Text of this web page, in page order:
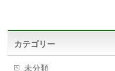
カテゴリー
未分類